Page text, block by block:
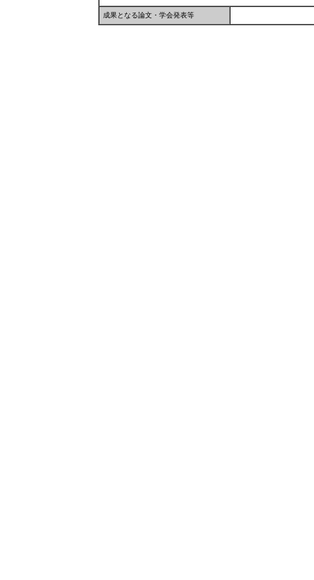
成果となる論文・学会発表等